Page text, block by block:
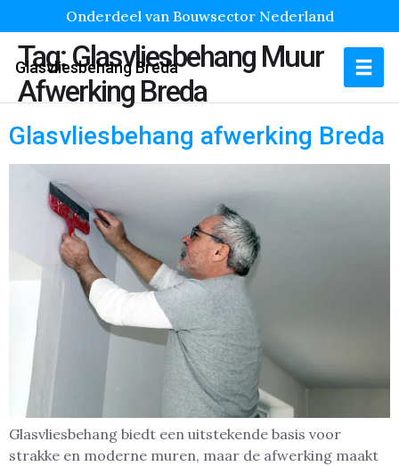
Onderdeel van Bouwsector Nederland
Glasvliesbehang Breda
Tag:Glasvliesbehang Muur
Afwerking Breda
Glasvliesbehang afwerking Breda
Glasvliesbehang biedt een uitstekende basis voor
strakke en moderne muren, maar de afwerking maakt